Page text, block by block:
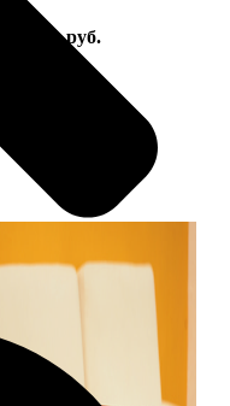
Цена, руб.